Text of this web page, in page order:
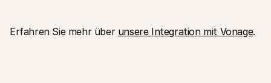
Erfahren Sie mehr über unsere Integration mit Vonage.